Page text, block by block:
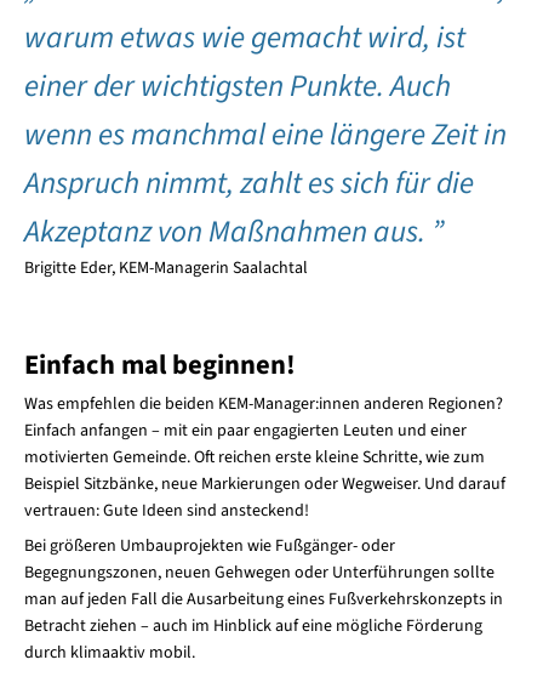
warum etwas wie gemacht wird, ist
einer der wichtigsten Punkte. Auch
wenn es manchmal eine längere Zeit in
Anspruch nimmt, zahlt es sich für die
Akzeptanz von Maßnahmen aus. ”
Brigitte Eder, KEM-Managerin Saalachtal
Einfach mal beginnen!
Was empfehlen die beiden KEM-Manager:innen anderen Regionen?
Einfach anfangen – mit ein paar engagierten Leuten und einer
motivierten Gemeinde. Oft reichen erste kleine Schritte, wie zum
Beispiel Sitzbänke, neue Markierungen oder Wegweiser. Und darauf
vertrauen: Gute Ideen sind ansteckend!
Bei größeren Umbauprojekten wie Fußgänger- oder
Begegnungszonen, neuen Gehwegen oder Unterführungen sollte
man auf jeden Fall die Ausarbeitung eines Fußverkehrskonzepts in
Betracht ziehen – auch im Hinblick auf eine mögliche Förderung
durch klimaaktiv mobil.